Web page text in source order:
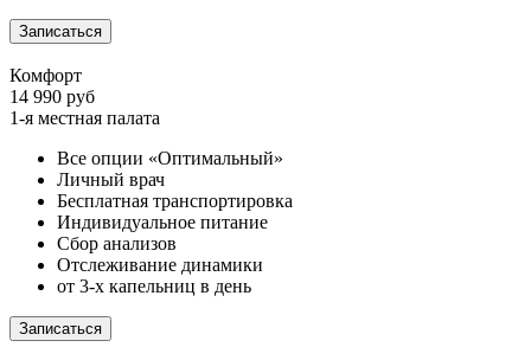
Записаться
Комфорт
14 990 руб
1-я местная палата
Все опции «Оптимальный»
Личный врач
Бесплатная транспортировка
Индивидуальное питание
Сбор анализов
Отслеживание динамики
от 3-х капельниц в день
Записаться